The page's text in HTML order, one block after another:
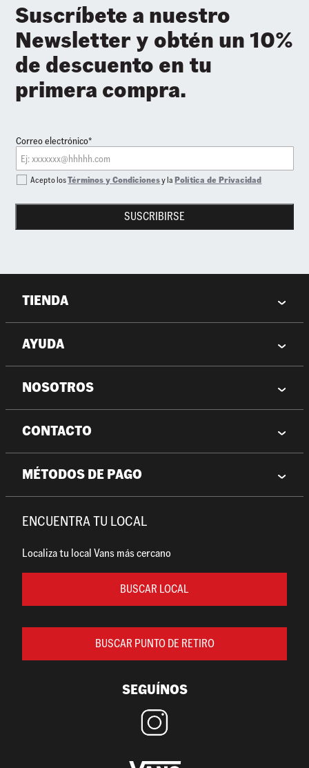
Suscríbete a nuestro
Newsletter y obtén un 10%
de descuento en tu
primera compra.
Correo electrónico*
SUSCRIBIRSE
Acepto losTérminos y Condicionesy laPolítica de Privacidad
TIENDA
AYUDA
NOSOTROS
CONTACTO
MÉTODOS DE PAGO
ENCUENTRA TU LOCAL
Localiza tu local Vans más cercano
BUSCAR LOCAL
BUSCAR PUNTO DE RETIRO
SEGUÍNOS